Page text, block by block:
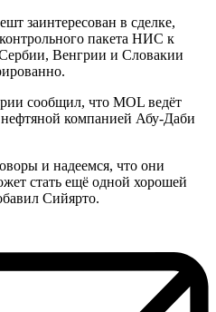
заинтересован в сделке,
пакета НИС к
Венгрии и Словакии
сообщил, что MOL ведёт
компанией Абу-Даби
и надеемся, что они
стать ещё одной хорошей
Сийярто.